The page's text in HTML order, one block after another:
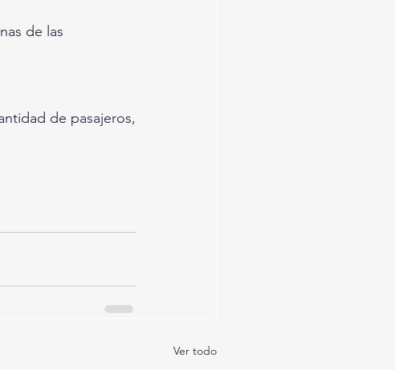
de las
de pasajeros,
Ver todo